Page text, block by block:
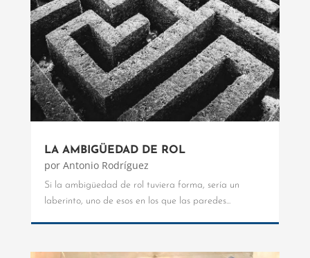
LA AMBIGÜEDAD DE ROL
por Antonio Rodríguez
Si la ambigüedad de rol tuviera forma, sería un
laberinto, uno de esos en los que las paredes...